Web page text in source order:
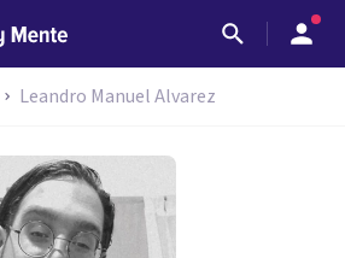
Leandro Manuel Alvarez